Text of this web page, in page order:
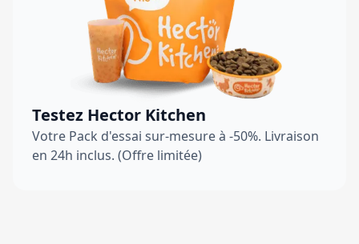
Testez Hector Kitchen
Votre Pack d'essai sur-mesure à -50%. Livraison
en 24h inclus. (Offre limitée)